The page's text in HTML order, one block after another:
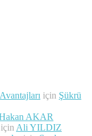
için Şükrü
AKAR
için Ali YILDIZ